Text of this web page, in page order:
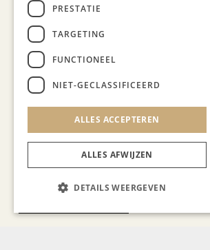
Wereldse
REIZEN
Een week
voorbij de
PRESTATIE
TARGETING
FUNCTIONEEL
NIET-GECLASSIFICEERD
ALLES ACCEPTEREN
ALLES AFWIJZEN
DETAILS WEERGEVEN